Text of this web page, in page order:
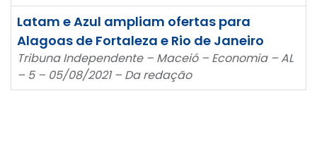
Latam e Azul ampliam ofertas para
Alagoas de Fortaleza e Rio de Janeiro
Tribuna Independente – Maceió – Economia – AL
– 5 – 05/08/2021 – Da redação